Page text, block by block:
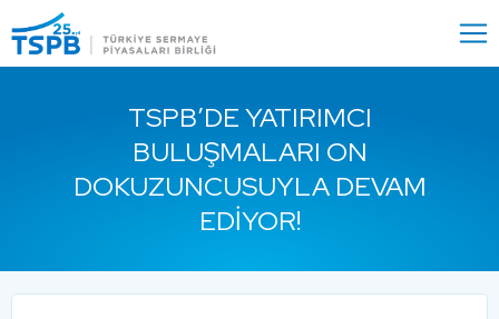
Close
TSPB’DE YATIRIMCI
BULUŞMALARI ON
DOKUZUNCUSUYLA DEVAM
EDIYOR!